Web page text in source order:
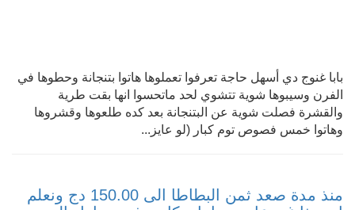
بابا غنوج دي أسهل حاجة تعرفوا تعملوها هاتوا بتنجانة وحطوها في
الفرن وسيبوها شوية تتشوي لحد ماتحسوا انها بقت طرية
والقشرة فصلت شوية عن البتنجانة بعد كده طلعوها وقشروها
وهاتوا خمس فصوص توم كبار (لو عايز...
منذ مدة صعد ثمن البطاطا الى 150.00 دج ونعلم